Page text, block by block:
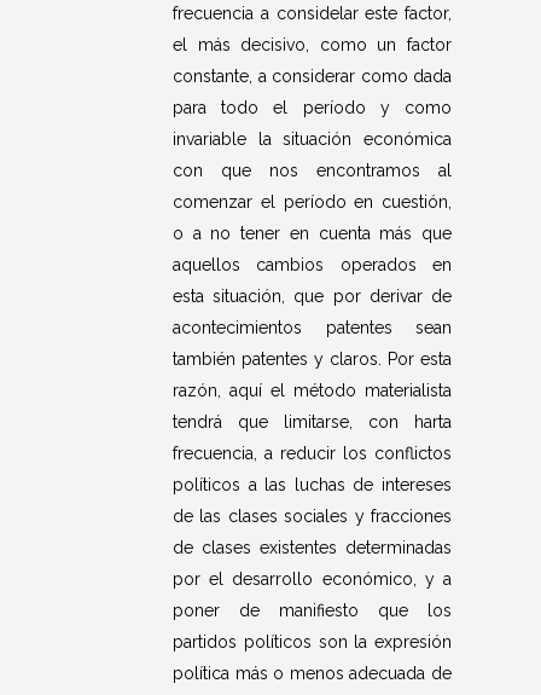
frecuencia a considelar este factor,
el más decisivo, como un factor
constante, a considerar como dada
para todo el período y como
invariable la situación económica
con que nos encontramos al
comenzar el período en cuestión,
o a no tener en cuenta más que
aquellos cambios operados en
esta situación, que por derivar de
acontecimientos patentes sean
también patentes y claros. Por esta
razón, aquí el método materialista
tendrá que limitarse, con harta
frecuencia, a reducir los conflictos
políticos a las luchas de intereses
de las clases sociales y fracciones
de clases existentes determinadas
por el desarrollo económico, y a
poner de manifiesto que los
partidos políticos son la expresión
política más o menos adecuada de